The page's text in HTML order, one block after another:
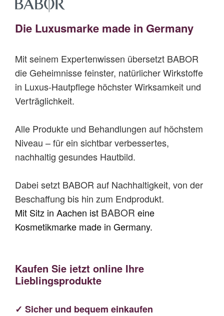
Die Luxusmarke made in Germany
Mit seinem Expertenwissen übersetzt BABOR
die Geheimnisse feinster, natürlicher Wirkstoffe
in Luxus-Hautpflege höchster Wirksamkeit und
Verträglichkeit.
Alle Produkte und Behandlungen auf höchstem
Niveau – für ein sichtbar verbessertes,
nachhaltig gesundes Hautbild.
Dabei setzt BABOR auf Nachhaltigkeit, von der
Beschaffung bis hin zum Endprodukt.
Mit Sitz in Aachen ist BABOR eine
Kosmetikmarke made in Germany.
Kaufen Sie jetzt online Ihre
Lieblingsprodukte
✓ Sicher und bequem einkaufen